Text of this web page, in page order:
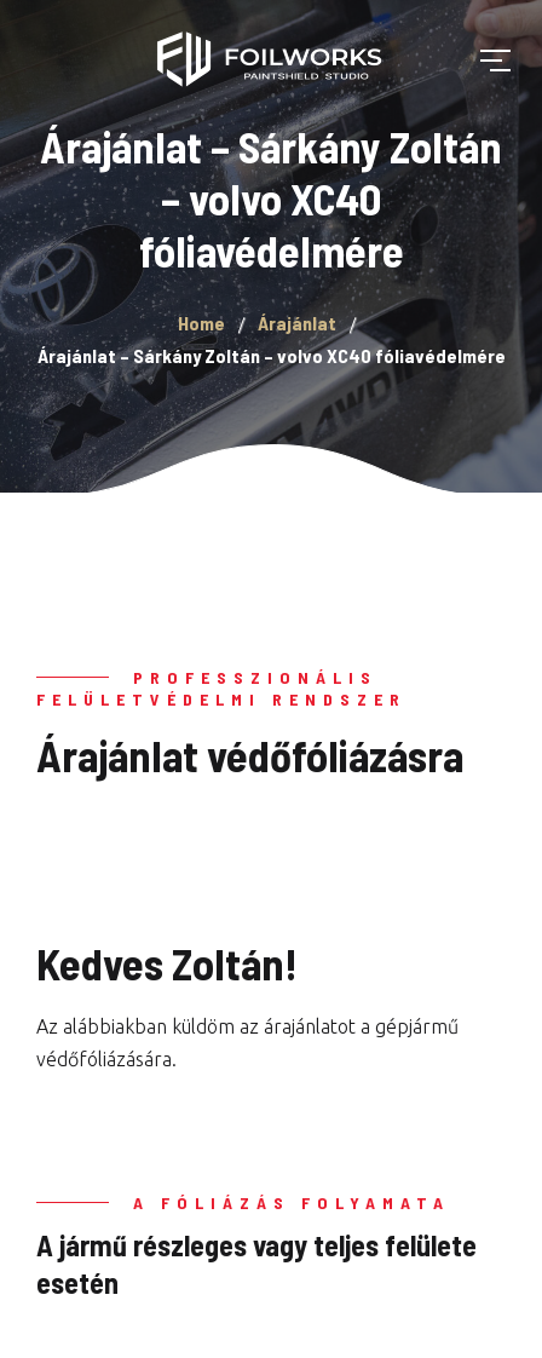
Árajánlat – Sárkány Zoltán
– volvo XC40
fóliavédelmére
Home
Árajánlat
Árajánlat – Sárkány Zoltán – volvo XC40 fóliavédelmére
PROFESSZIONÁLIS
FELÜLETVÉDELMI RENDSZER
Árajánlat védőfóliázásra
Kedves Zoltán!
Az alábbiakban küldöm az árajánlatot a gépjármű
védőfóliázására.
A FÓLIÁZÁS FOLYAMATA
A jármű részleges vagy teljes felülete
esetén